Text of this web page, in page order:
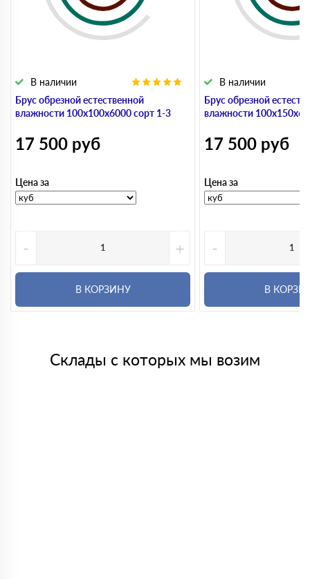
Брус обрезной естественной
влажности 100х100х6000 сорт 1-3
В наличии
17 500 руб
Цена за
- +
В КОРЗИНУ
Брус обрезной
влажности
В наличии
17 500 руб
Цена за
-
В
Склады с которых мы возим